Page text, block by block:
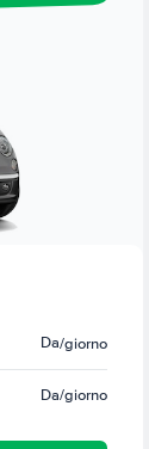
Da/giorno
Da/giorno